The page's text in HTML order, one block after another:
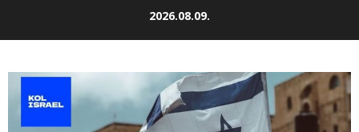
2026.08.09.